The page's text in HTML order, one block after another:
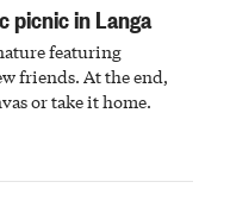
picnic in Langa
featuring
friends. At the end,
or take it home.